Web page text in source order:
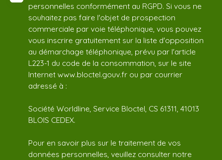
personnelles conformément au RGPD. Si vous ne
souhaitez pas faire l'objet de prospection
commerciale par voie téléphonique, vous pouvez
vous inscrire gratuitement sur la liste d'opposition
au démarchage téléphonique, prévu par l'article
L223-1 du code de la consommation, sur le site
Internet www.bloctel.gouv.fr ou par courrier
adressé à :
Société Worldline, Service Bloctel, CS 61311, 41013
BLOIS CEDEX.
Pour en savoir plus sur le traitement de vos
données personnelles, veuillez consulter notre